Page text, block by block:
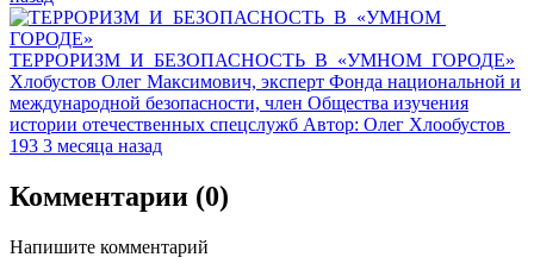
ТЕРРОРИЗМ И БЕЗОПАСНОСТЬ В «УМНОМ ГОРОДЕ»
Хлобустов Олег Максимович, эксперт Фонда национальной и
международной безопасности, член Общества изучения
истории отечественных спецслужб Автор: Олег Хлообустов
193 3 месяца назад
Комментарии (0)
Напишите комментарий